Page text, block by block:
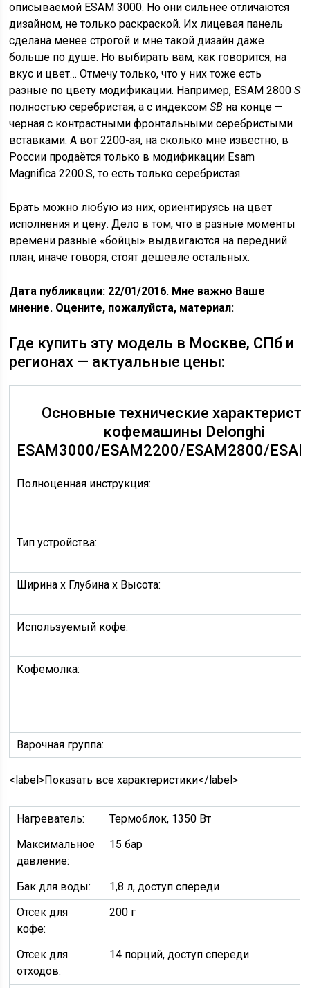
описываемой ESAM 3000. Но они сильнее отличаются
дизайном, не только раскраской. Их лицевая панель
сделана менее строгой и мне такой дизайн даже
больше по душе. Но выбирать вам, как говорится, на
вкус и цвет… Отмечу только, что у них тоже есть
разные по цвету модификации. Например, ESAM 2800S
полностью серебристая, а с индексомSB на конце —
черная с контрастными фронтальными серебристыми
вставками. А вот 2200-ая, на сколько мне известно, в
России продаётся только в модификации Esam
Magnifica 2200.S, то есть только серебристая.
Брать можно любую из них, ориентируясь на цвет
исполнения и цену. Дело в том, что в разные моменты
времени разные «бойцы» выдвигаются на передний
план, иначе говоря, стоят дешевле остальных.
Дата публикации: 22/01/2016. Мне важно Ваше
мнение. Оцените, пожалуйста, материал:
Где купить эту модель в Москве, СПб и
регионах — актуальные цены:
Основные технические
кофемашины Delonghi
ESAM3000/ESAM2200/ESAM2800/
Полноценная инструкция:
Тип устройства:
Ширина х Глубина х Высота:
Используемый кофе:
Кофемолка:
Варочная группа:
<label>Показать все характеристики</label>
Нагреватель:
Термоблок, 1350 Вт
Максимальное
давление:
15 бар
Бак для воды:
1,8 л, доступ спереди
Отсек для
кофе:
200 г
Отсек для
отходов:
14 порций, доступ спереди